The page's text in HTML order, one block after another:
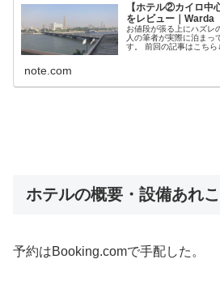
【ホテル②カイロ中
をレビュー｜Warda
お値段が張る上にハズレ
人の筆者が実際に泊まっ
す。 前回の記事はこち
note.com
ホテルの概要・設備あれ
予約はBooking.comで手配した。